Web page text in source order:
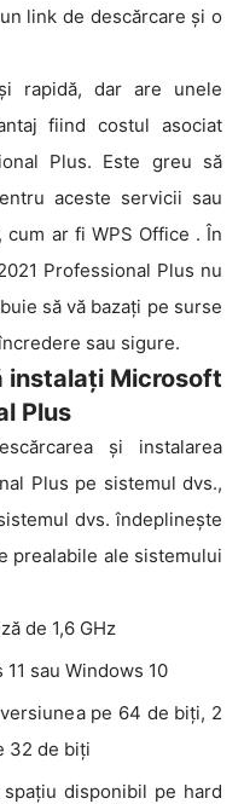
link de descărcare și o
rapidă, dar are unele
fiind costul asociat
Plus. Este greu să
aceste servicii sau
ar fi WPS Office . În
Professional Plus nu
să vă bazați pe surse
sau sigure.
instalați Microsoft
Plus
și instalarea
Plus pe sistemul dvs.,
dvs. îndeplinește
prealabile ale sistemului
de 1,6 GHz
sau Windows 10
pe 64 de biți, 2
32 de biți
disponibil pe hard